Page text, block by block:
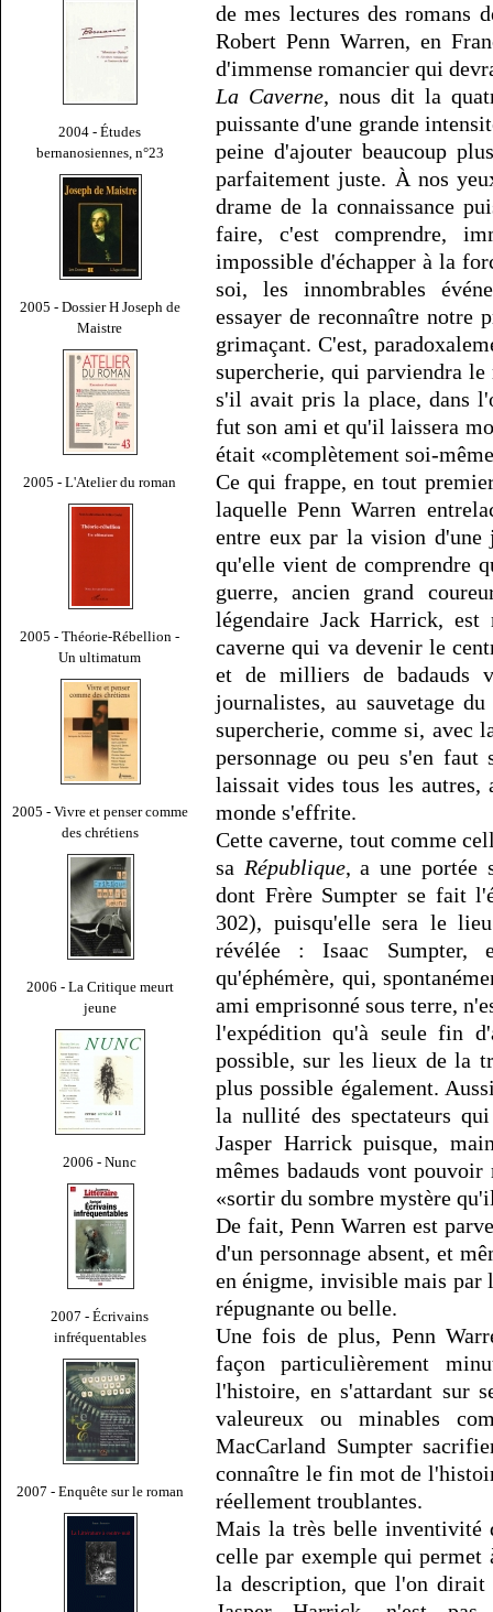
2004 - Études
bernanosiennes, n°23
2005 - Dossier H Joseph de
Maistre
2005 - L'Atelier du roman
2005 - Théorie-Rébellion -
Un ultimatum
2005 - Vivre et penser comme
des chrétiens
2006 - La Critique meurt
jeune
2006 - Nunc
2007 - Écrivains
infréquentables
2007 - Enquête sur le roman
de mes lectures des romans
Robert Penn Warren, en
d'immense romancier qui
La Caverne, nous dit la
puissante d'une grande
peine d'ajouter beaucoup
parfaitement juste. À nos
drame de la connaissance
faire, c'est comprendre,
impossible d'échapper à la
soi, les innombrables
essayer de reconnaître notre
grimaçant. C'est,
supercherie, qui parviendra
s'il avait pris la place, dans
fut son ami et qu'il laissera
était «complètement soi-
Ce qui frappe, en tout
laquelle Penn Warren
entre eux par la vision
qu'elle vient de comprendre
guerre, ancien grand
légendaire Jack Harrick, est
caverne qui va devenir le
et de milliers de badauds
journalistes, au sauvetage
supercherie, comme si, avec
personnage ou peu s'en
laissait vides tous les autres,
monde s'effrite.
Cette caverne, tout comme
sa République, a une portée
dont Frère Sumpter se fait
302), puisqu'elle sera le
révélée : Isaac Sumpter,
qu'éphémère, qui,
ami emprisonné sous terre,
l'expédition qu'à seule fin
possible, sur les lieux de la
plus possible également.
la nullité des spectateurs
Jasper Harrick puisque,
mêmes badauds vont
«sortir du sombre mystère
De fait, Penn Warren est
d'un personnage absent, et
en énigme, invisible mais par
répugnante ou belle.
Une fois de plus, Penn
façon particulièrement
l'histoire, en s'attardant sur
valeureux ou minables
MacCarland Sumpter
connaître le fin mot de
réellement troublantes.
Mais la très belle inventivité
celle par exemple qui permet
la description, que l'on